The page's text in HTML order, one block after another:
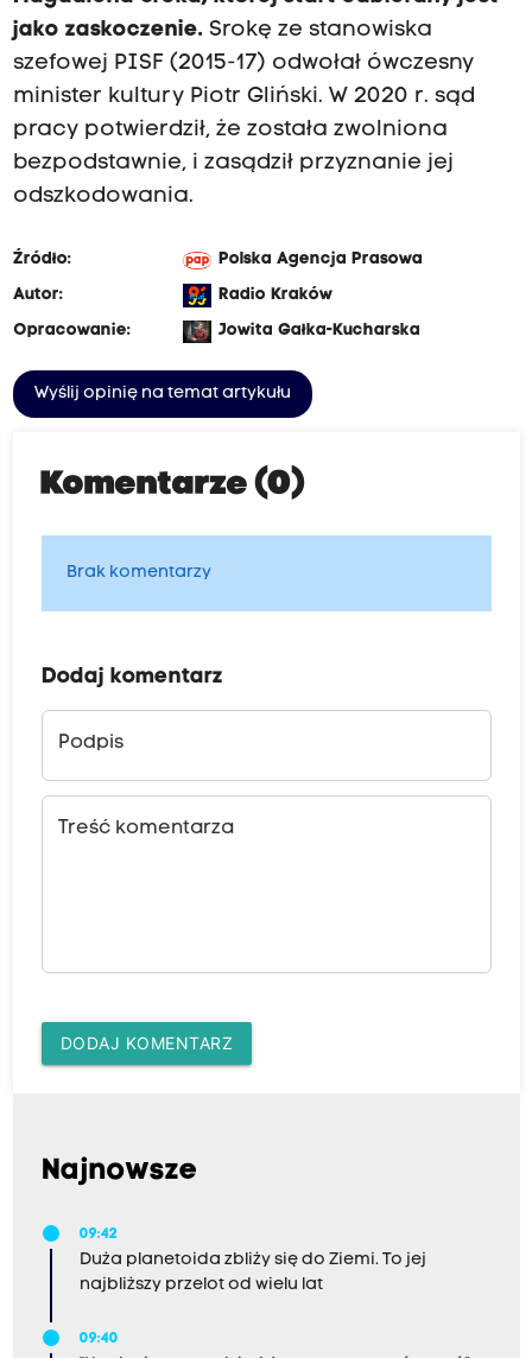
jako zaskoczenie. Srokę ze stanowiska
szefowej PISF (2015-17) odwołał ówczesny
minister kultury Piotr Gliński. W 2020 r. sąd
pracy potwierdził, że została zwolniona
bezpodstawnie, i zasądził przyznanie jej
odszkodowania.
Źródło:
Polska Agencja Prasowa
Autor:
Radio Kraków
Opracowanie:
Jowita Gałka-Kucharska
Wyślij opinię na temat artykułu
Komentarze (0)
Brak komentarzy
Dodaj komentarz
Podpis
Treść komentarza
DODAJ KOMENTARZ
Najnowsze
09:42
Duża planetoida zbliży się do Ziemi. To jej
najbliższy przelot od wielu lat
09:40